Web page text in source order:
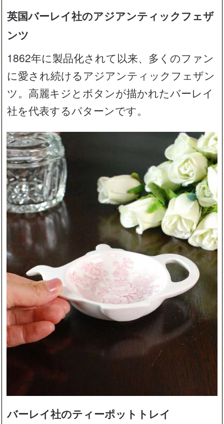
英国バーレイ社のアジアンティックフェザ
ンツ
1862年に製品化されて以来、多くのファン
に愛され続けるアジアンティックフェザン
ツ。高麗キジとボタンが描かれたバーレイ
社を代表するパターンです。
バーレイ社のティーポットトレイ